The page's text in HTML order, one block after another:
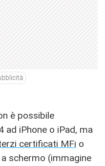
è possibile
ad iPhone o iPad, ma
certificati MFi o
schermo (immagine